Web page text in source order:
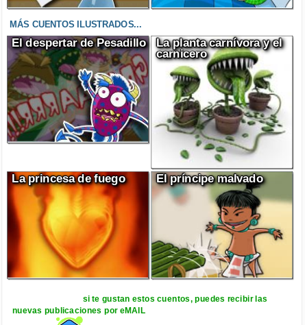
MÁS CUENTOS ILUSTRADOS...
El despertar de Pesadillo
La planta carnívora y el
carnicero
La princesa de fuego El príncipe malvado
si te gustan estos cuentos, puedes recibir las
nuevas publicaciones por eMAIL